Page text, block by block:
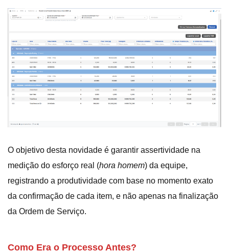
O objetivo desta novidade é garantir assertividade na
medição do esforço real (hora homem) da equipe,
registrando a produtividade com base no momento exato
da confirmação de cada item, e não apenas na finalização
da Ordem de Serviço.
Como Era o Processo Antes?